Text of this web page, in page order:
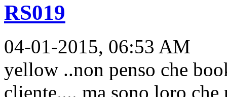
RS019
04-01-2015, 06:53 AM
yellow ..non penso che
cliente.... ma sono loro